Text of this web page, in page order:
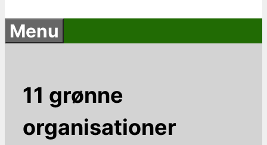
Menu
11 grønne
organisationer